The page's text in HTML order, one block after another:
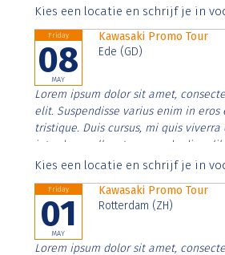
Aenean faucibus nibh et justo
Kies een locatie en schrijf je in
Friday
08
MAY
Kawasaki Promo Tour
Ede (GD)
Lorem ipsum dolor sit amet,
elit. Suspendisse varius enim in eros
tristique. Duis cursus, mi quis
interdum nulla, ut commodo diam
Aenean faucibus nibh et justo
Kies een locatie en schrijf je in
Friday
01
MAY
Kawasaki Promo Tour
Rotterdam (ZH)
Lorem ipsum dolor sit amet,